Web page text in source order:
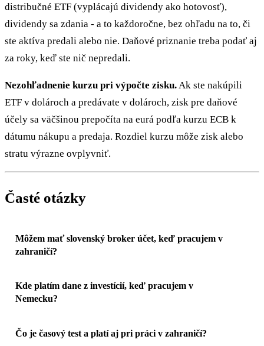
distribučné ETF (vyplácajú dividendy ako hotovosť),
dividendy sa zdania - a to každoročne, bez ohľadu na to, či
ste aktíva predali alebo nie. Daňové priznanie treba podať aj
za roky, keď ste nič nepredali.
Nezohľadnenie kurzu pri výpočte zisku. Ak ste nakúpili
ETF v dolároch a predávate v dolároch, zisk pre daňové
účely sa väčšinou prepočíta na eurá podľa kurzu ECB k
dátumu nákupu a predaja. Rozdiel kurzu môže zisk alebo
stratu výrazne ovplyvniť.
Časté otázky
Môžem mať slovenský broker účet, keď pracujem v
zahraničí?
Kde platím dane z investícií, keď pracujem v
Nemecku?
Čo je časový test a platí aj pri práci v zahraničí?